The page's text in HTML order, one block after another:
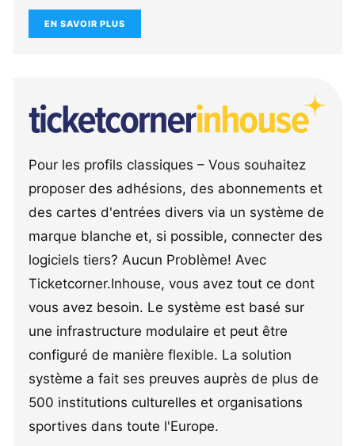
EN SAVOIR PLUS
Pour les profils classiques – Vous souhaitez
proposer des adhésions, des abonnements et
des cartes d'entrées divers via un système de
marque blanche et, si possible, connecter des
logiciels tiers? Aucun Problème! Avec
Ticketcorner.Inhouse, vous avez tout ce dont
vous avez besoin. Le système est basé sur
une infrastructure modulaire et peut être
configuré de manière flexible. La solution
système a fait ses preuves auprès de plus de
500 institutions culturelles et organisations
sportives dans toute l'Europe.